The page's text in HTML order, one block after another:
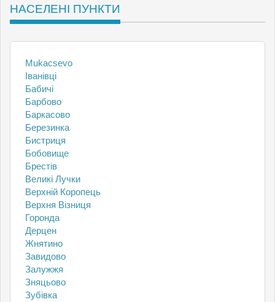
НАСЕЛЕНІ ПУНКТИ
Mukacsevo
Іванівці
Бабичі
Барбово
Баркасово
Березинка
Бистриця
Бобовище
Брестів
Великі Лучки
Верхній Коропець
Верхня Візниця
Горонда
Дерцен
Жнятино
Завидово
Залужжя
Зняцьово
Зубівка